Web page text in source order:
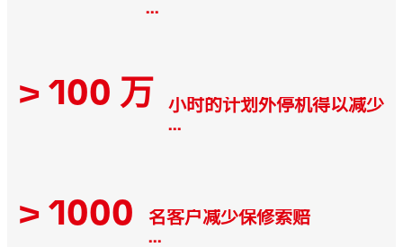
...
> 100 万 小时的计划外停机得以减少
...
> 1000 名客户减少保修索赔
...